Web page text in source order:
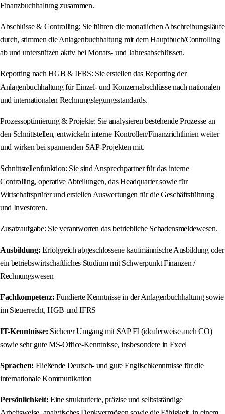
Finanzbuchhaltung zusammen.
Abschlüsse & Controlling: Sie führen die monatlichen Abschreibungsläufe
durch, stimmen die Anlagenbuchhaltung mit dem Hauptbuch/Controlling
ab und unterstützen aktiv bei Monats- und Jahresabschlüssen.
Reporting nach HGB & IFRS: Sie erstellen das Reporting der
Anlagenbuchhaltung für Einzel- und Konzernabschlüsse nach nationalen
und internationalen Rechnungslegungsstandards.
Prozessoptimierung & Projekte: Sie analysieren bestehende Prozesse an
den Schnittstellen, entwickeln interne Kontrollen/Finanzrichtlinien weiter
und wirken bei spannenden SAP-Projekten mit.
Schnittstellenfunktion: Sie sind Ansprechpartner für das interne
Controlling, operative Abteilungen, das Headquarter sowie für
Wirtschaftsprüfer und erstellen Auswertungen für die Geschäftsführung
und Investoren.
Zusatzaufgabe: Sie verantworten das betriebliche Schadensmeldewesen.
Ausbildung: Erfolgreich abgeschlossene kaufmännische Ausbildung oder
ein betriebswirtschaftliches Studium mit Schwerpunkt Finanzen /
Rechnungswesen
Fachkompetenz: Fundierte Kenntnisse in der Anlagenbuchhaltung sowie
im Steuerrecht, HGB und IFRS
IT-Kenntnisse: Sicherer Umgang mit SAP FI (idealerweise auch CO)
sowie sehr gute MS-Office-Kenntnisse, insbesondere in Excel
Sprachen: Fließende Deutsch- und gute Englischkenntnisse für die
internationale Kommunikation
Persönlichkeit: Eine strukturierte, präzise und selbstständige